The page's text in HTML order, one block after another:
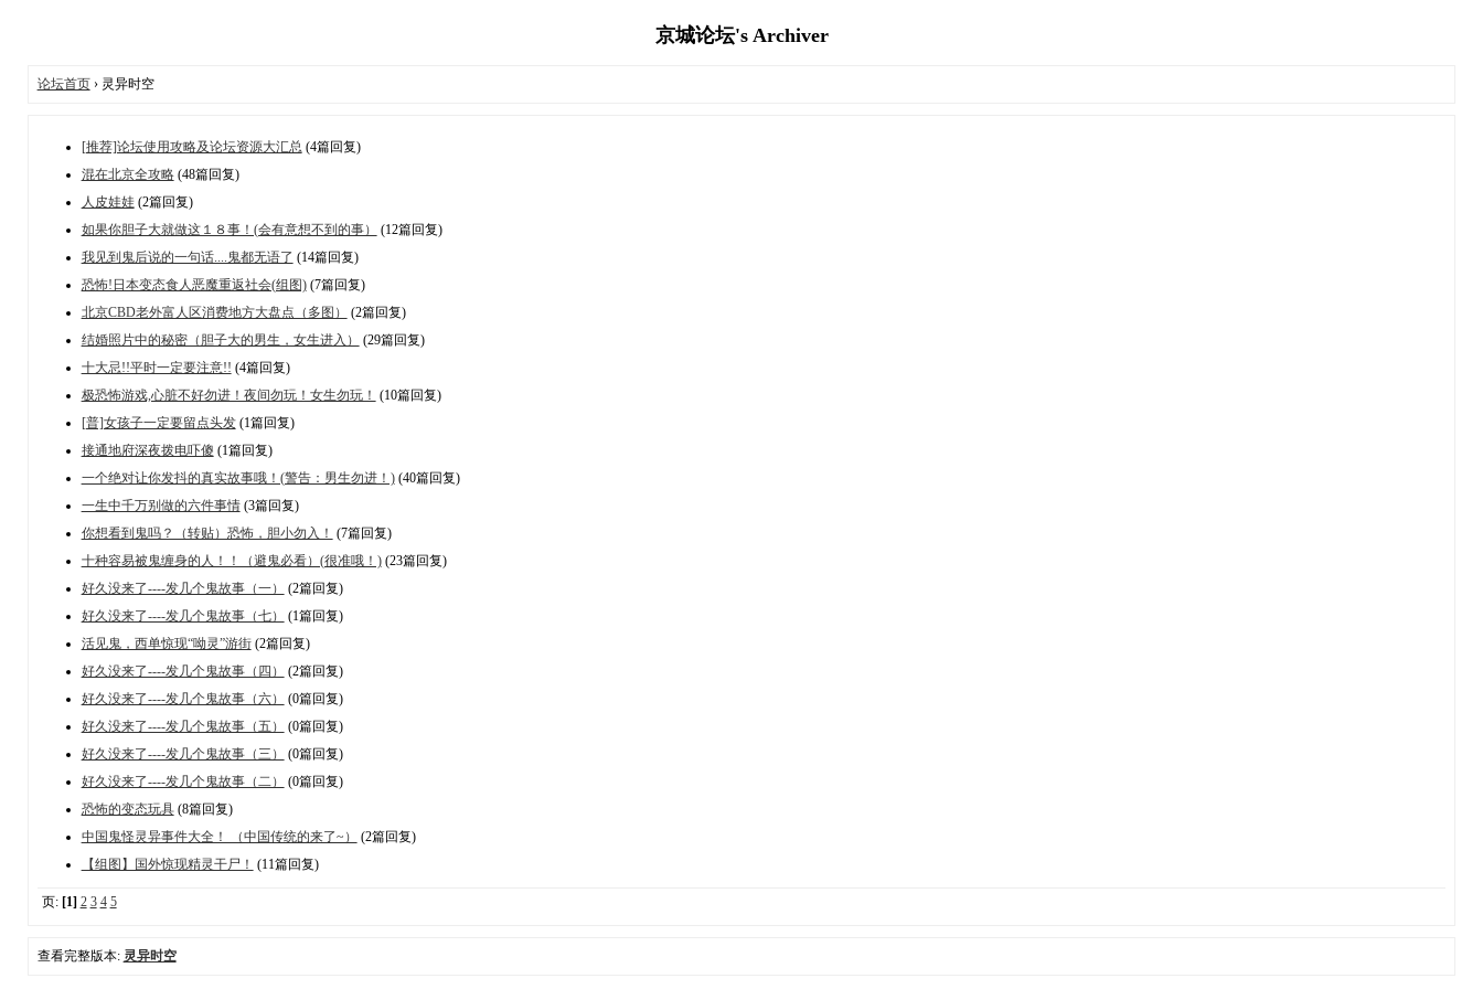
京城论坛's Archiver
论坛首页› 灵异时空
[推荐]论坛使用攻略及论坛资源大汇总 (4篇回复)
混在北京全攻略(48篇回复)
人皮娃娃(2篇回复)
如果你胆子大就做这１８事！(会有意想不到的事）
(12篇回复)
我见到鬼后说的一句话....鬼都无语了 (14篇回复)
恐怖!日本变态食人恶魔重返社会(组图)(7篇回复)
北京CBD老外富人区消费地方大盘点（多图）
(2篇回复)
结婚照片中的秘密（胆子大的男生，女生进入）
(29篇回复)
十大忌!!平时一定要注意!! (4篇回复)
极恐怖游戏,心脏不好勿进！夜间勿玩！女生勿玩！ (10篇回复)
[普]女孩子一定要留点头发(1篇回复)
接通地府深夜拨电吓傻 (1篇回复)
一个绝对让你发抖的真实故事哦！(警告：男生勿进！)(40篇回复)
一生中千万别做的六件事情(3篇回复)
你想看到鬼吗？（转贴）恐怖，胆小勿入！ (7篇回复)
十种容易被鬼缠身的人！！（避鬼必看）(很准哦！)(23篇回复)
好久没来了----发几个鬼故事（一）
(2篇回复)
好久没来了----发几个鬼故事（七）
(1篇回复)
活见鬼，西单惊现“呦灵”游街(2篇回复)
好久没来了----发几个鬼故事（四）
(2篇回复)
好久没来了----发几个鬼故事（六）
(0篇回复)
好久没来了----发几个鬼故事（五）
(0篇回复)
好久没来了----发几个鬼故事（三）
(0篇回复)
好久没来了----发几个鬼故事（二）
(0篇回复)
恐怖的变态玩具(8篇回复)
中国鬼怪灵异事件大全！ （中国传统的来了~）
(2篇回复)
【组图】国外惊现精灵干尸！ (11篇回复)
页: [1] 2 3 4 5
查看完整版本: 灵异时空